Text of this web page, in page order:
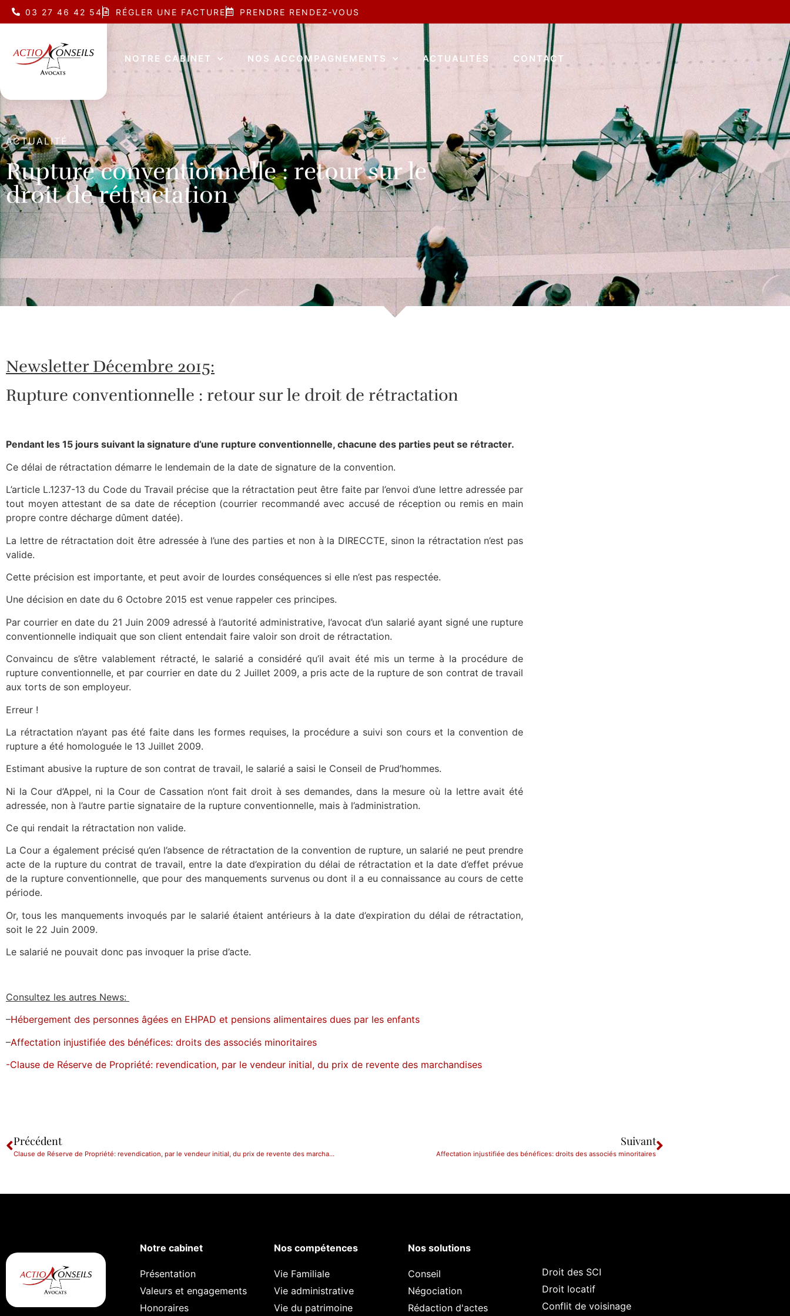
03 27 46 42 54 RÉGLER UNE FACTURE PRENDRE RENDEZ-VOUS
NOTRE CABINET NOS ACCOMPAGNEMENTS ACTUALITÉS CONTACT
ACTUALITÉ
Rupture conventionnelle : retour sur le
droit de rétractation
Newsletter Décembre 2015:
Rupture conventionnelle : retour sur le droit de rétractation
Pendant les 15 jours suivant la signature d’une rupture conventionnelle, chacune des parties peut se rétracter.
Ce délai de rétractation démarre le lendemain de la date de signature de la convention.
L’article L.1237-13 du Code du Travail précise que la rétractation peut être faite par l’envoi d’une lettre adressée par
tout moyen attestant de sa date de réception (courrier recommandé avec accusé de réception ou remis en main
propre contre décharge dûment datée).
La lettre de rétractation doit être adressée à l’une des parties et non à la DIRECCTE, sinon la rétractation n’est pas
valide.
Cette précision est importante, et peut avoir de lourdes conséquences si elle n’est pas respectée.
Une décision en date du 6 Octobre 2015 est venue rappeler ces principes.
Par courrier en date du 21 Juin 2009 adressé à l’autorité administrative, l’avocat d’un salarié ayant signé une rupture
conventionnelle indiquait que son client entendait faire valoir son droit de rétractation.
Convaincu de s’être valablement rétracté, le salarié a considéré qu’il avait été mis un terme à la procédure de
rupture conventionnelle, et par courrier en date du 2 Juillet 2009, a pris acte de la rupture de son contrat de travail
aux torts de son employeur.
Erreur !
La rétractation n’ayant pas été faite dans les formes requises, la procédure a suivi son cours et la convention de
rupture a été homologuée le 13 Juillet 2009.
Estimant abusive la rupture de son contrat de travail, le salarié a saisi le Conseil de Prud’hommes.
Ni la Cour d’Appel, ni la Cour de Cassation n’ont fait droit à ses demandes, dans la mesure où la lettre avait été
adressée, non à l’autre partie signataire de la rupture conventionnelle, mais à l’administration.
Ce qui rendait la rétractation non valide.
La Cour a également précisé qu’en l’absence de rétractation de la convention de rupture, un salarié ne peut prendre
acte de la rupture du contrat de travail, entre la date d’expiration du délai de rétractation et la date d’effet prévue
de la rupture conventionnelle, que pour des manquements survenus ou dont il a eu connaissance au cours de cette
période.
Or, tous les manquements invoqués par le salarié étaient antérieurs à la date d’expiration du délai de rétractation,
soit le 22 Juin 2009.
Le salarié ne pouvait donc pas invoquer la prise d’acte.
Consultez les autres News:
–Hébergement des personnes âgées en EHPAD et pensions alimentaires dues par les enfants
–Affectation injustifiée des bénéfices: droits des associés minoritaires
-Clause de Réserve de Propriété: revendication, par le vendeur initial, du prix de revente des marchandises
Précédent
Clause de Réserve de Propriété: revendication, par le vendeur initial, du prix de revente des marchandises
Suivant
Affectation injustifiée des bénéfices: droits des associés minoritaires
Notre cabinet
Présentation
Valeurs et engagements
Honoraires
Nos compétences
Vie Familiale
Vie administrative
Vie du patrimoine
Nos solutions
Conseil
Négociation
Rédaction d'actes
Droit des SCI
Droit locatif
Conflit de voisinage